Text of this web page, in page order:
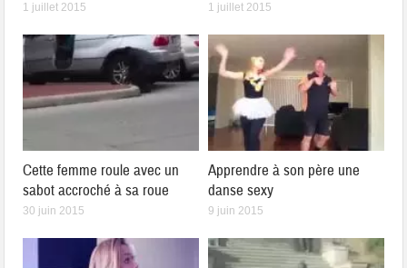
1 juillet 2015 1 juillet 2015
Cette femme roule avec un
sabot accroché à sa roue
30 juin 2015
Apprendre à son père une
danse sexy
9 juin 2015